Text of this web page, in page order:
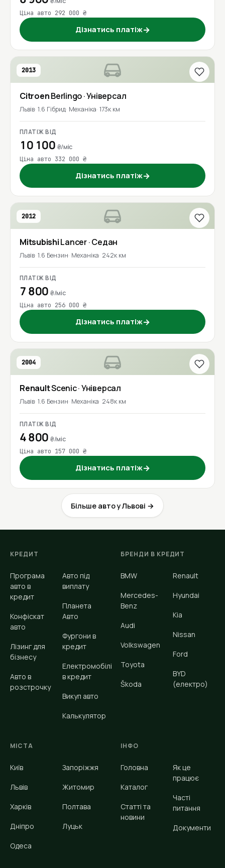
Ціна авто 292 000 ₴
Дізнатись платіж→
2013
CitroenBerlingo· Універсал
Львів 1.6 Гібрид Механіка 173к км
ПЛАТІЖ ВІД
10 100 ₴/міс
Ціна авто 332 000 ₴
Дізнатись платіж→
2012
MitsubishiLancer· Седан
Львів 1.6 Бензин Механіка 242к км
ПЛАТІЖ ВІД
7 800₴/міс
Ціна авто 256 000 ₴
Дізнатись платіж→
2004
RenaultScenic· Універсал
Львів 1.6 Бензин Механіка 248к км
ПЛАТІЖ ВІД
4 800₴/міс
Ціна авто 157 000 ₴
Дізнатись платіж→
Більше авто у Львові →
КРЕДИТ
Програма
авто в
кредит
Конфіскат
авто
Лізинг для
бізнесу
Авто в
розстрочку
Авто під
виплату
Планета
Авто
Фургони в
кредит
Електромобілі
в кредит
Викуп авто
Калькулятор
БРЕНДИ В КРЕДИТ
BMW
Mercedes-
Benz
Audi
Volkswagen
Toyota
Škoda
Renault
Hyundai
Kia
Nissan
Ford
BYD
(електро)
МІСТА
Київ
Львів
Харків
Дніпро
Одеса
Запоріжжя
Житомир
Полтава
Луцьк
ІНФО
Головна
Каталог
Статті та
новини
Як це
працює
Часті
питання
Документи